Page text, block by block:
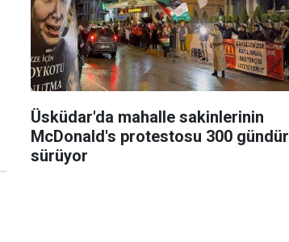
Üsküdar'da mahalle sakinlerinin
McDonald's protestosu 300 gündür
sürüyor